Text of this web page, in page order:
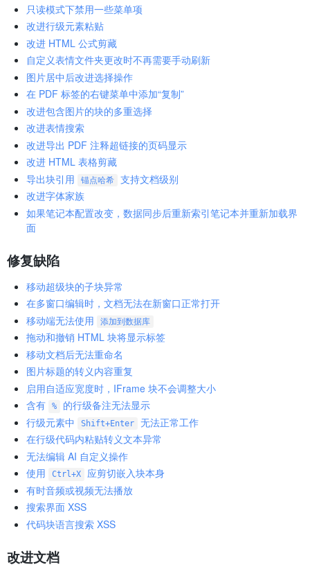
只读模式下禁用一些菜单项
改进行级元素粘贴
改进 HTML 公式剪藏
自定义表情文件夹更改时不再需要手动刷新
图片居中后改进选择操作
在 PDF 标签的右键菜单中添加“复制”
改进包含图片的块的多重选择
改进表情搜索
改进导出 PDF 注释超链接的页码显示
改进 HTML 表格剪藏
导出块引用
锚点哈希
支持文档级别
改进字体家族
如果笔记本配置改变，数据同步后重新索引笔记本并重新加载界
面
修复缺陷
移动超级块的子块异常
在多窗口编辑时，文档无法在新窗口正常打开
移动端无法使用
添加到数据库
拖动和撤销 HTML 块将显示标签
移动文档后无法重命名
图片标题的转义内容重复
启用自适应宽度时，IFrame 块不会调整大小
含有
%
的行级备注无法显示
行级元素中
Shift+Enter
无法正常工作
在行级代码内粘贴转义文本异常
无法编辑 AI 自定义操作
使用
Ctrl+X
应剪切嵌入块本身
有时音频或视频无法播放
搜索界面 XSS
代码块语言搜索 XSS
改进文档